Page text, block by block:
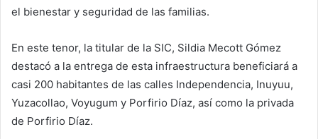
el bienestar y seguridad de las familias.
En este tenor, la titular de la SIC, Sildia Mecott Gómez
destacó a la entrega de esta infraestructura beneficiará a
casi 200 habitantes de las calles Independencia, Inuyuu,
Yuzacollao, Voyugum y Porfirio Díaz, así como la privada
de Porfirio Díaz.